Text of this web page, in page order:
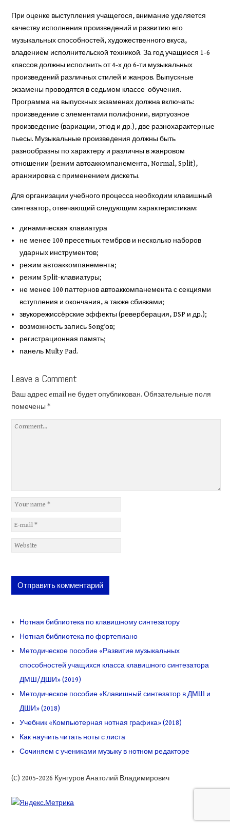
При оценке выступления учащегося, внимание уделяется
качеству исполнения произведений и развитию его
музыкальных способностей, художественного вкуса,
владением исполнительской техникой. За год учащиеся 1-6
классов должны исполнить от 4-х до 6-ти музыкальных
произведений различных стилей и жанров. Выпускные
экзамены проводятся в седьмом классе обучения.
Программа на выпускных экзаменах должна включать:
произведение с элементами полифонии, виртуозное
произведение (вариации, этюд и др.), две разнохарактерные
пьесы. Музыкальные произведения должны быть
разнообразны по характеру и различны в жанровом
отношении (режим автоаккомпанемента, Normal, Split),
аранжировка с применением дискеты.
Для организации учебного процесса необходим клавишный
синтезатор, отвечающий следующим характеристикам:
динамическая клавиатура
не менее 100 пресетных тембров и несколько наборов
ударных инструментов;
режим автоаккомпанемента;
режим Split-клавиатуры;
не менее 100 паттернов автоаккомпанемента с секциями
вступления и окончания, а также сбивками;
звукорежиссёрские эффекты (реверберация, DSP и др.);
возможность запись Song’ов;
регистрационная память;
панель Multy Pad.
Leave a Comment
Ваш адрес email не будет опубликован. Обязательные поля
помечены*
Нотная библиотека по клавишному синтезатору
Нотная библиотека по фортепиано
Методическое пособие «Развитие музыкальных
способностей учащихся класса клавишного синтезатора
ДМШ/ДШИ» (2019)
Методическое пособие «Клавишный синтезатор в ДМШ и
ДШИ» (2018)
Учебник «Компьютерная нотная графика» (2018)
Как научить читать ноты с листа
Сочиняем с учениками музыку в нотном редакторе
(C) 2005-2026 Кунгуров Анатолий Владимирович